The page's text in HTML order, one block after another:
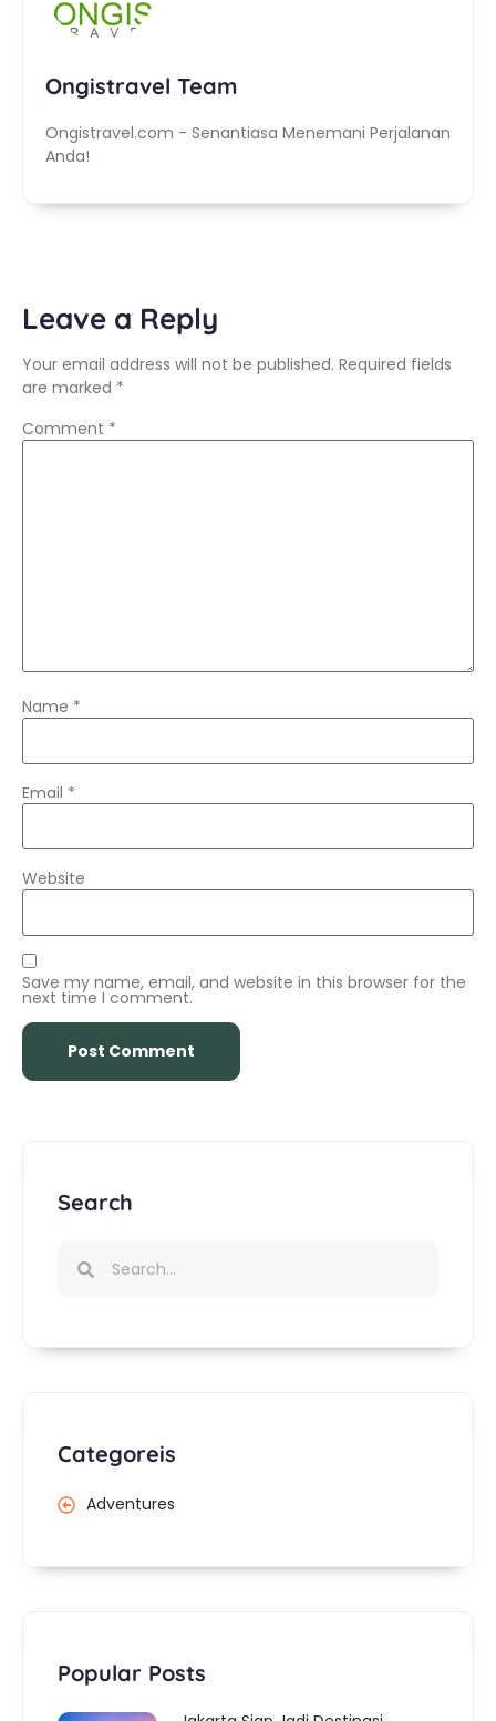
Ongistravel Team
Ongistravel.com - Senantiasa Menemani Perjalanan
Anda!
Leave a Reply
Your email address will not be published. Required fields
are marked *
Comment *
Name *
Email *
Website
Save my name, email, and website in this browser for the
next time I comment.
Search
Categoreis
Adventures
Popular Posts